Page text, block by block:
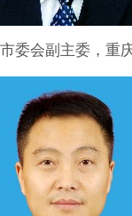
委会副主委，